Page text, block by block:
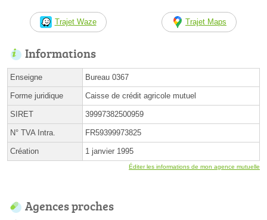
Trajet Waze Trajet Maps
Informations
Enseigne Bureau 0367
Forme juridique Caisse de crédit agricole mutuel
SIRET 39997382500959
N° TVA Intra. FR59399973825
Création 1 janvier 1995
Éditer les informations de mon agence mutuelle
Agences proches